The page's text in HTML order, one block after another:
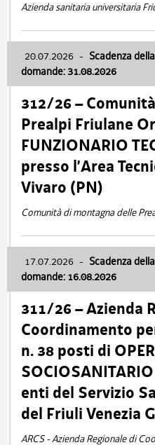
Azienda sanitaria universitaria
20.07.2026 - Scadenza
domande: 31.08.2026
312/26 –
Prealpi Friulane
FUNZIONARIO
presso l’Area
Vivaro (PN)
Comunità di montagna delle
17.07.2026 - Scadenza
domande: 16.08.2026
311/26 – Azienda
Coordinamento
n. 38 posti di
enti del Servizio
del Friuli Venezia
ARCS - Azienda Regionale di